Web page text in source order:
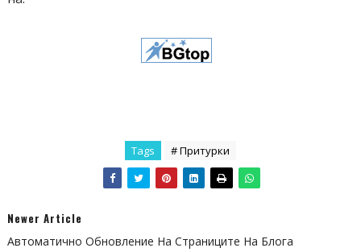
</script></center>
Tags # Притурки
Newer Article
Автоматично Обновление На Страниците На Блога